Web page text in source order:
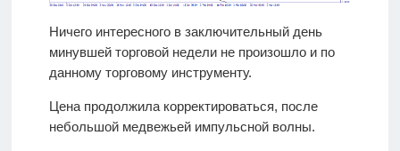
Рунет
Ничего интересного в заключительный день
минувшей торговой недели не произошло и по
данному торговому инструменту.
Цена продолжила корректироваться, после
небольшой медвежьей импульсной волны.